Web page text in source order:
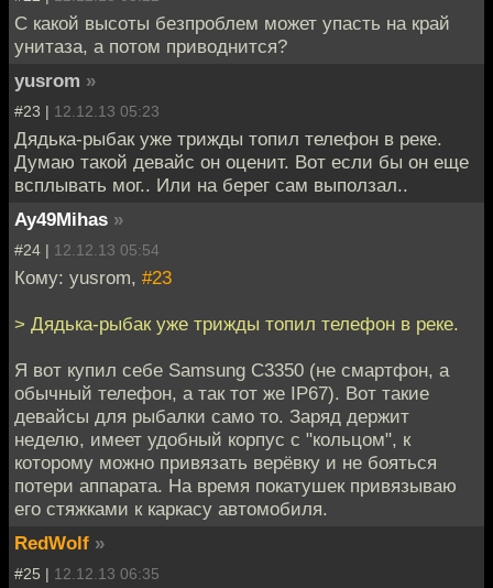
С какой высоты безпроблем может упасть на край
унитаза, а потом приводнится?
yusrom »
#23 | 12.12.13 05:23
Дядька-рыбак уже трижды топил телефон в реке.
Думаю такой девайс он оценит. Вот если бы он еще
всплывать мог.. Или на берег сам выползал..
Ay49Mihas »
#24 | 12.12.13 05:54
Кому: yusrom, #23
> Дядька-рыбак уже трижды топил телефон в реке.
Я вот купил себе Samsung C3350 (не смартфон, а
обычный телефон, а так тот же IP67). Вот такие
девайсы для рыбалки само то. Заряд держит
неделю, имеет удобный корпус с "кольцом", к
которому можно привязать верёвку и не бояться
потери аппарата. На время покатушек привязываю
его стяжками к каркасу автомобиля.
RedWolf »
#25 | 12.12.13 06:35